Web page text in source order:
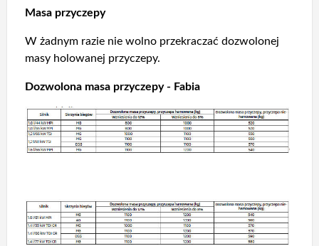
Masa przyczepy
W żadnym razie nie wolno przekraczać dozwolonej
masy holowanej przyczepy.
Dozwolona masa przyczepy - Fabia